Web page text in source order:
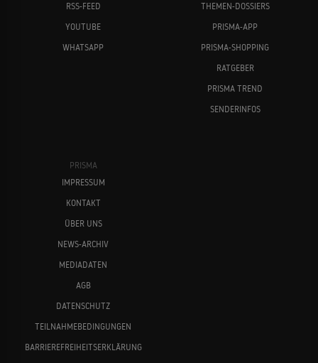
RSS-FEED
YOUTUBE
WHATSAPP
THEMEN-DOSSIERS
PRISMA-APP
PRISMA-SHOPPING
RATGEBER
PRISMA TREND
SENDERINFOS
PRISMA
IMPRESSUM
KONTAKT
ÜBER UNS
NEWS-ARCHIV
MEDIADATEN
AGB
DATENSCHUTZ
TEILNAHMEBEDINGUNGEN
BARRIEREFREIHEITSERKLÄRUNG